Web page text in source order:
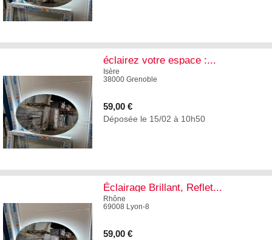
éclairez votre espace :...
Isère
38000 Grenoble
59,00 €
Déposée le 15/02 à 10h50
Éclairage Brillant, Reflet...
Rhône
69008 Lyon-8
59,00 €